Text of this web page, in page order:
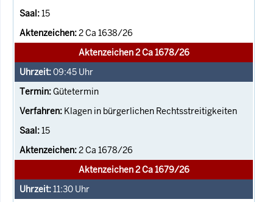
15
2 Ca 1638/26
Aktenzeichen 2 Ca 1678/26
09:45 Uhr
Gütetermin
Klagen in bürgerlichen Rechtsstreitigkeiten
15
2 Ca 1678/26
Aktenzeichen 2 Ca 1679/26
11:30 Uhr